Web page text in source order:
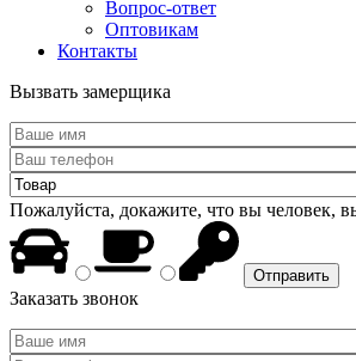
Вопрос-ответ
Оптовикам
Контакты
Вызвать замерщика
Пожалуйста, докажите, что вы человек,
Заказать звонок